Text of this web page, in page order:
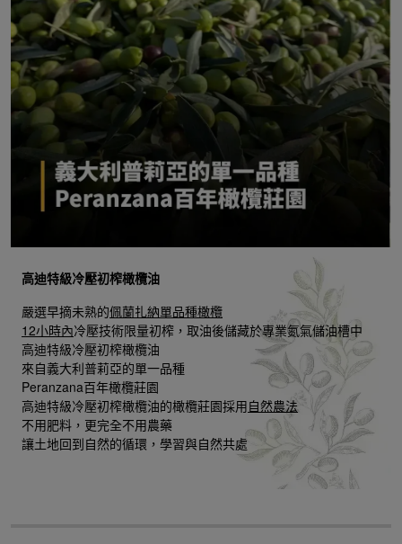
高迪特級冷壓初榨橄欖油
嚴選早摘未熟的佩蘭扎納單品種橄欖
12小時內冷壓技術限量初榨，取油後儲藏於專業氮氣儲油槽中
高迪特級冷壓初榨橄欖油
來自義大利普莉亞的單一品種
Peranzana百年橄欖莊園
高迪特級冷壓初榨橄欖油的橄欖莊園採用自然農法
不用肥料，更完全不用農藥
讓土地回到自然的循環，學習與自然共處